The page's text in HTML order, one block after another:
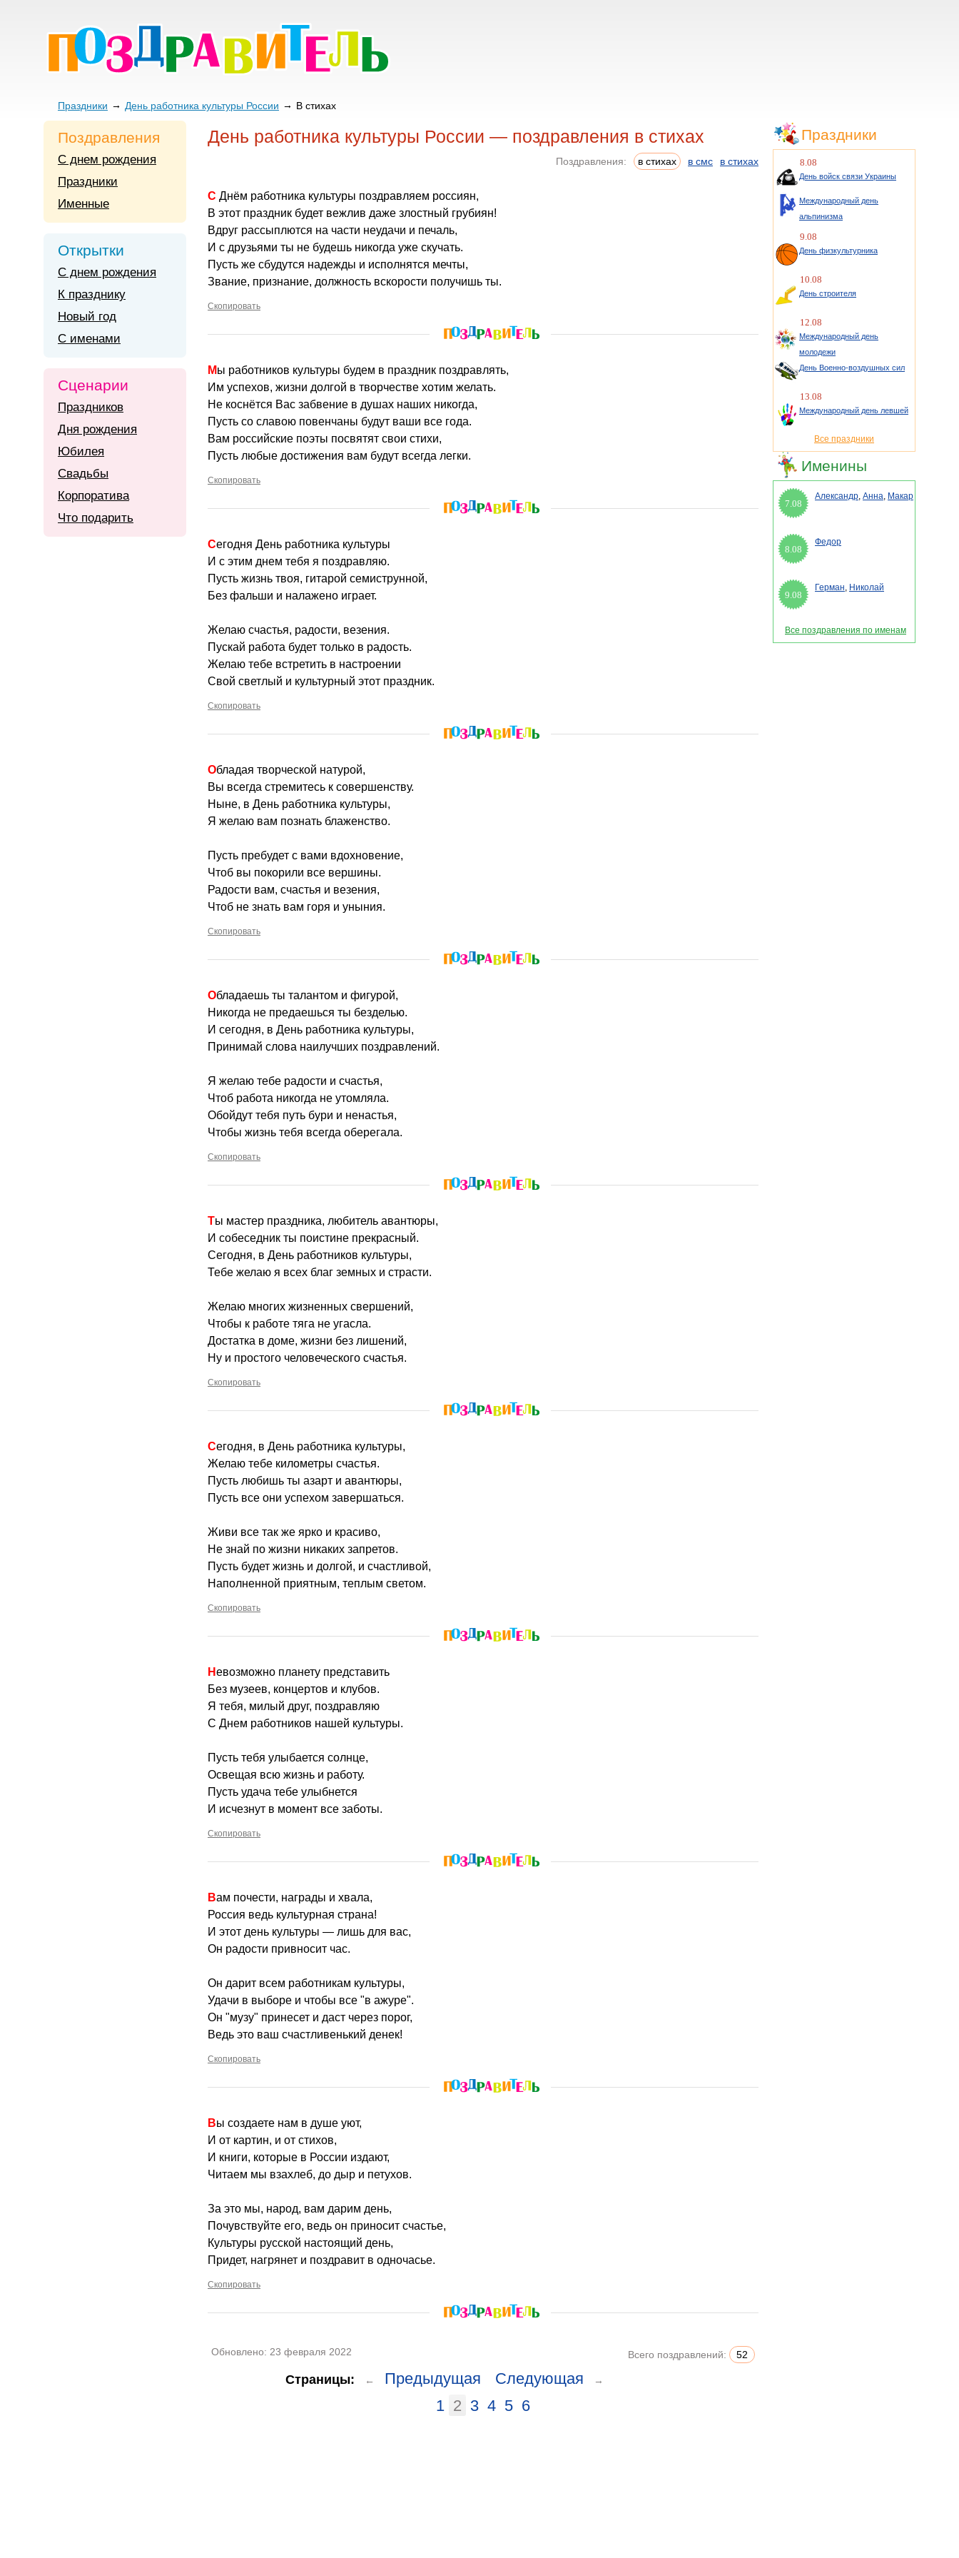
Праздники День работника культуры России В стихах
День работника культуры России — поздравления в стихах
Поздравления: в стихах в смс в стихах
С Днём работника культуры поздравляем россиян,
В этот праздник будет вежлив даже злостный грубиян!
Вдруг рассыплются на части неудачи и печаль,
И с друзьями ты не будешь никогда уже скучать.
Пусть же сбудутся надежды и исполнятся мечты,
Звание, признание, должность вскорости получишь ты.
Скопировать
Мы работников культуры будем в праздник поздравлять,
Им успехов, жизни долгой в творчестве хотим желать.
Не коснётся Вас забвение в душах наших никогда,
Пусть со славою повенчаны будут ваши все года.
Вам российские поэты посвятят свои стихи,
Пусть любые достижения вам будут всегда легки.
Скопировать
Сегодня День работника культуры
И с этим днем тебя я поздравляю.
Пусть жизнь твоя, гитарой семиструнной,
Без фальши и налажено играет.
Желаю счастья, радости, везения.
Пускай работа будет только в радость.
Желаю тебе встретить в настроении
Свой светлый и культурный этот праздник.
Скопировать
Обладая творческой натурой,
Вы всегда стремитесь к совершенству.
Ныне, в День работника культуры,
Я желаю вам познать блаженство.
Пусть пребудет с вами вдохновение,
Чтоб вы покорили все вершины.
Радости вам, счастья и везения,
Чтоб не знать вам горя и уныния.
Скопировать
Обладаешь ты талантом и фигурой,
Никогда не предаешься ты безделью.
И сегодня, в День работника культуры,
Принимай слова наилучших поздравлений.
Я желаю тебе радости и счастья,
Чтоб работа никогда не утомляла.
Обойдут тебя путь бури и ненастья,
Чтобы жизнь тебя всегда оберегала.
Скопировать
Ты мастер праздника, любитель авантюры,
И собеседник ты поистине прекрасный.
Сегодня, в День работников культуры,
Тебе желаю я всех благ земных и страсти.
Желаю многих жизненных свершений,
Чтобы к работе тяга не угасла.
Достатка в доме, жизни без лишений,
Ну и простого человеческого счастья.
Скопировать
Сегодня, в День работника культуры,
Желаю тебе километры счастья.
Пусть любишь ты азарт и авантюры,
Пусть все они успехом завершаться.
Живи все так же ярко и красиво,
Не знай по жизни никаких запретов.
Пусть будет жизнь и долгой, и счастливой,
Наполненной приятным, теплым светом.
Скопировать
Невозможно планету представить
Без музеев, концертов и клубов.
Я тебя, милый друг, поздравляю
С Днем работников нашей культуры.
Пусть тебя улыбается солнце,
Освещая всю жизнь и работу.
Пусть удача тебе улыбнется
И исчезнут в момент все заботы.
Скопировать
Вам почести, награды и хвала,
Россия ведь культурная страна!
И этот день культуры — лишь для вас,
Он радости привносит час.
Он дарит всем работникам культуры,
Удачи в выборе и чтобы все "в ажуре".
Он "музу" принесет и даст через порог,
Ведь это ваш счастливенький денек!
Скопировать
Вы создаете нам в душе уют,
И от картин, и от стихов,
И книги, которые в России издают,
Читаем мы взахлеб, до дыр и петухов.
За это мы, народ, вам дарим день,
Почувствуйте его, ведь он приносит счастье,
Культуры русской настоящий день,
Придет, нагрянет и поздравит в одночасье.
Скопировать
Обновлено: 23 февраля 2022 Всего поздравлений: 52
Страницы: ← Предыдущая Следующая →
1 2 3 4 5 6
Поздравления
С днем рождения
Праздники
Именные
Открытки
С днем рождения
К празднику
Новый год
С именами
Сценарии
Праздников
Дня рождения
Юбилея
Свадьбы
Корпоратива
Что подарить
Праздники
8.08
День войск связи Украины
Международный день
альпинизма
9.08
День физкультурника
10.08
День строителя
12.08
Международный день
молодежи
День Военно-воздушных сил
13.08
Международный день левшей
Все праздники
Именины
7.08
Александр, Анна, Макар
8.08
Федор
9.08
Герман, Николай
Все поздравления по именам